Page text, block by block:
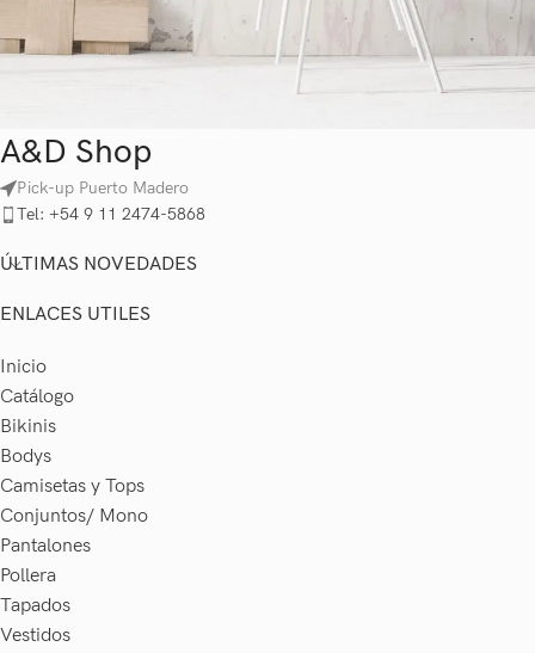
Accessories
Imperdiet mauris a nontin
A&D Shop
Pick-up Puerto Madero
Tel: +54 9 11 2474-5868
ÚLTIMAS NOVEDADES
ENLACES UTILES
Inicio
Catálogo
Bikinis
Bodys
Camisetas y Tops
Conjuntos/ Mono
Pantalones
Pollera
Tapados
Vestidos